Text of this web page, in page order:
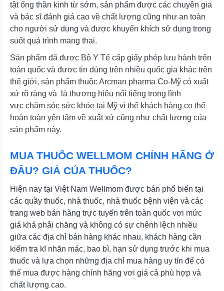
tật ống thần kinh từ sớm, sản phẩm được các chuyên gia
và bác sĩ đánh giá cao về chất lượng cũng như an toàn
cho người sử dụng và được khuyến khích sử dụng trong
suốt quá trình mang thai.
Sản phẩm đã được Bộ Y Tế cấp giấy phép lưu hành trên
toàn quốc và được tin dùng trên nhiều quốc gia khác trên
thế giới, sản phẩm thuộc Arcman pharma Co-Mỹ có xuất
xứ rõ ràng và là thương hiệu nổi tiếng trong lĩnh
vực chăm sóc sức khỏe tại Mỹ vì thế khách hàng co thể
hoàn toàn yên tâm về xuất xứ cũng như chất lượng của
sản phẩm này.
MUA THUỐC WELLMOM CHÍNH HÃNG Ở
ĐÂU? GIÁ CỦA THUỐC?
Hiện nay tại Việt Nam Wellmom được bán phổ biến tại
các quầy thuốc, nhà thuốc, nhà thuốc bệnh viện và các
trang web bán hàng trực tuyến trên toàn quốc vơi mức
giá khá phải chăng và không có sự chênh lệch nhiều
giữa các địa chỉ bán hàng khác nhau, khách hàng cần
kiếm tra kĩ nhãn mác, bao bì, hạn sử dụng trước khi mua
thuốc và lựa chọn những địa chỉ mua hàng uy tín để có
thế mua được hàng chính hãng vơi giá cả phù hợp và
chất lượng cao.